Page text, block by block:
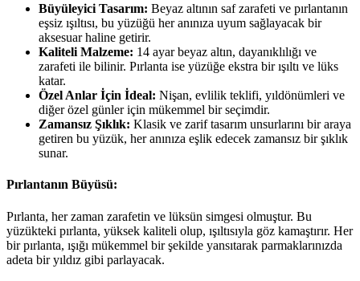
Büyüleyici Tasarım: Beyaz altının saf zarafeti ve pırlantanın
eşsiz ışıltısı, bu yüzüğü her anınıza uyum sağlayacak bir
aksesuar haline getirir.
Kaliteli Malzeme: 14 ayar beyaz altın, dayanıklılığı ve
zarafeti ile bilinir. Pırlanta ise yüzüğe ekstra bir ışıltı ve lüks
katar.
Özel Anlar İçin İdeal: Nişan, evlilik teklifi, yıldönümleri ve
diğer özel günler için mükemmel bir seçimdir.
Zamansız Şıklık: Klasik ve zarif tasarım unsurlarını bir araya
getiren bu yüzük, her anınıza eşlik edecek zamansız bir şıklık
sunar.
Pırlantanın Büyüsü:
Pırlanta, her zaman zarafetin ve lüksün simgesi olmuştur. Bu
yüzükteki pırlanta, yüksek kaliteli olup, ışıltısıyla göz kamaştırır. Her
bir pırlanta, ışığı mükemmel bir şekilde yansıtarak parmaklarınızda
adeta bir yıldız gibi parlayacak.